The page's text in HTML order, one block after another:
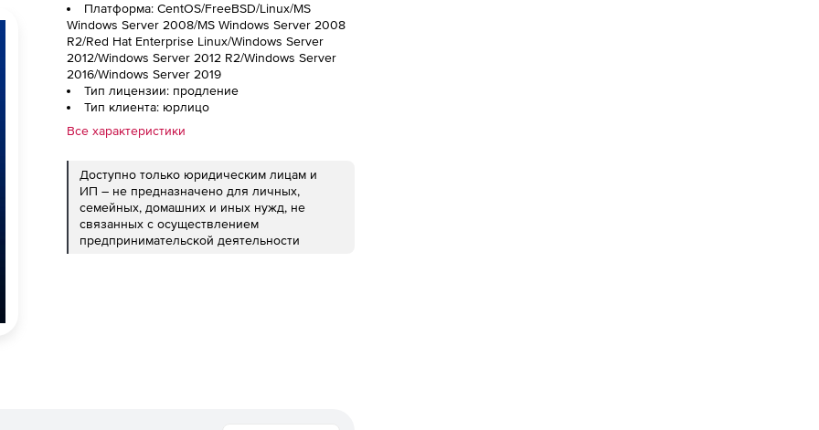
Платформа: CentOS/FreeBSD/Linux/MS
Windows Server 2008/MS Windows Server 2008
R2/Red Hat Enterprise Linux/Windows Server
2012/Windows Server 2012 R2/Windows Server
2016/Windows Server 2019
Тип лицензии: продление
Тип клиента: юрлицо
Все характеристики
Доступно только юридическим лицам и
ИП – не предназначено для личных,
семейных, домашних и иных нужд, не
связанных с осуществлением
предпринимательской деятельности